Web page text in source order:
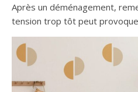
Après un déménagement,
tension trop tôt peut